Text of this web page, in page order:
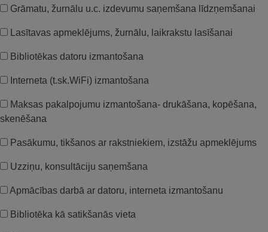
Grāmatu, žurnālu u.c. izdevumu saņemšana līdzņemšanai
Lasītavas apmeklējums, žurnālu, laikrakstu lasīšanai
Bibliotēkas datoru izmantošana
Interneta (t.sk.WiFi) izmantošana
Maksas pakalpojumu izmantošana- drukāšana, kopēšana,
skenēšana
Pasākumu, tikšanos ar rakstniekiem, izstāžu apmeklējums
Uzziņu, konsultāciju saņemšana
Apmācības darbā ar datoru, interneta izmantošanu
Bibliotēka kā satikšanās vieta